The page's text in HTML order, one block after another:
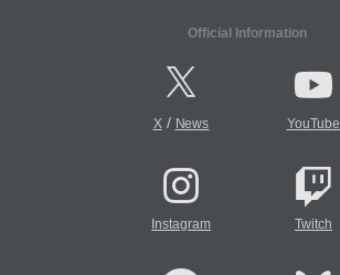
Official Information
X/ News YouTube
Instagram Twitch